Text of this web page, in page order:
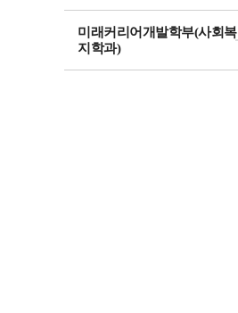
미래커리어개발학부(사회복
지학과)